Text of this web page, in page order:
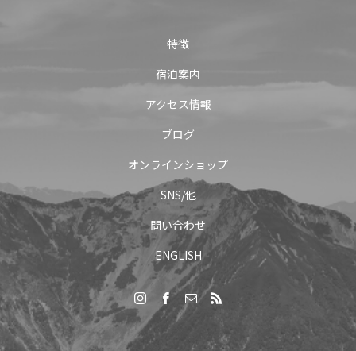
特徴
宿泊案内
アクセス情報
ブログ
オンラインショップ
SNS/他
問い合わせ
ENGLISH